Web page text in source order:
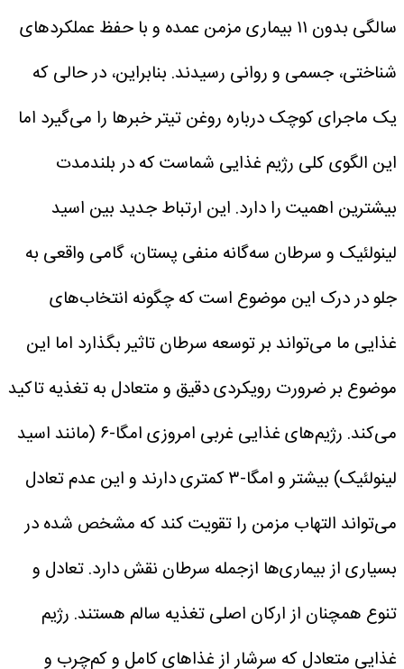
سالگی بدون ۱۱ بیماری مزمن عمده و با حفظ عملکردهای
شناختی، جسمی و روانی رسیدند. بنابراین، در حالی که
یک ماجرای کوچک درباره روغن تیتر خبرها را می‌گیرد اما
این الگوی کلی رژیم غذایی شماست که در بلندمدت
بیشترین اهمیت را دارد. این ارتباط جدید بین اسید
لینولئیک و سرطان سه‌گانه منفی پستان، گامی واقعی به
جلو در درک این موضوع است که چگونه انتخاب‌های
غذایی ما می‌تواند بر توسعه سرطان تاثیر بگذارد اما این
موضوع بر ضرورت رویکردی دقیق و متعادل به تغذیه تاکید
می‌کند.
رژیم‌های غذایی غربی امروزی امگا-۶ (مانند اسید
لینولئیک) بیشتر و امگا-۳ کمتری دارند و این عدم تعادل
می‌تواند التهاب مزمن را تقویت کند که مشخص شده در
بسیاری از بیماری‌ها ازجمله سرطان نقش دارد.تعادل و
تنوع همچنان از ارکان اصلی تغذیه سالم هستند. رژیم
غذایی متعادل که سرشار از غذاهای کامل و کم‌چرب و